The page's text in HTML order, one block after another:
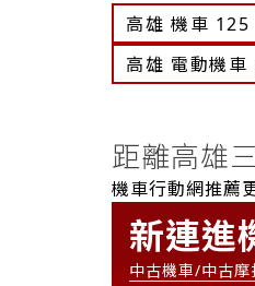
高雄 機車 125
高雄 電動機
距離高雄
機車行動網推薦
新連進
中古機車/中古